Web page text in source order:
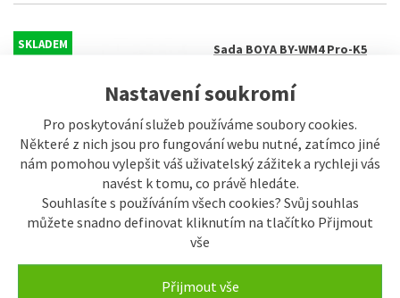
Nastavení soukromí
Pro poskytování služeb používáme soubory cookies.
Některé z nich jsou pro fungování webu nutné, zatímco jiné
nám pomohou vylepšit váš uživatelský zážitek a rychleji vás
navést k tomu, co právě hledáte.
Souhlasíte s používáním všech cookies? Svůj souhlas
můžete snadno definovat kliknutím na tlačítko Přijmout
vše
Přijmout vše
SKLADEM Sada BOYA BY-WM4 Pro-K5
2.850 Kč